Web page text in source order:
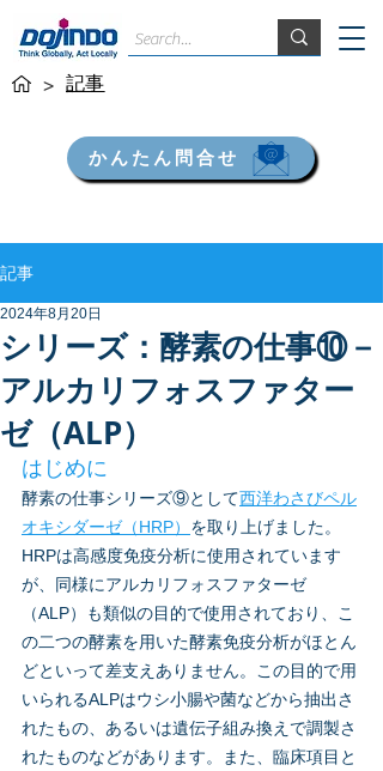
かんたん問合せ
> 記事
記事
シリーズ：酵素の仕事⑩－
アルカリフォスファター
ゼ（ALP）
2024年8月20日
はじめに
酵素の仕事シリーズ⑨として西洋わさびペル
オキシダーゼ（HRP） を取り上げました。
HRPは高感度免疫分析に使用されています
が、同様にアルカリフォスファターゼ
（ALP）も類似の目的で使用されており、こ
の二つの酵素を用いた酵素免疫分析がほとん
どといって差支えありません。この目的で用
いられるALPはウシ小腸や菌などから抽出さ
れたもの、あるいは遺伝子組み換えで調製さ
れたものなどがあります。また、臨床項目と